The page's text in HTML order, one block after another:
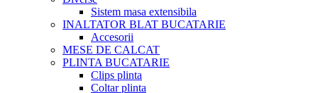
Sistem masa extensibila
INALTATOR BLAT BUCATARIE
Accesorii
MESE DE CALCAT
PLINTA BUCATARIE
Clips plinta
Coltar plinta